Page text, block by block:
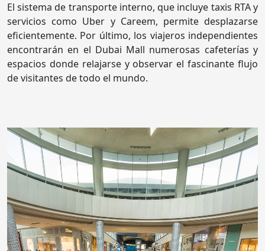
El sistema de transporte interno, que incluye taxis RTA y
servicios como Uber y Careem, permite desplazarse
eficientemente. Por último, los viajeros independientes
encontrarán en el Dubai Mall numerosas cafeterías y
espacios donde relajarse y observar el fascinante flujo
de visitantes de todo el mundo.